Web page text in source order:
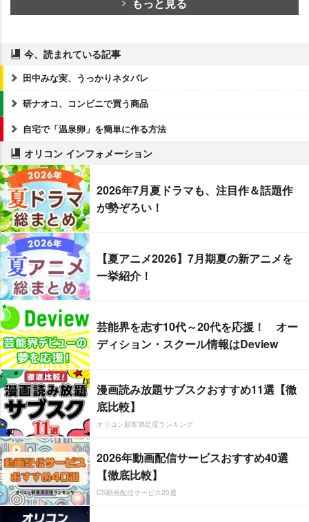
今、読まれている記事
田中みな実、うっかりネタバレ
研ナオコ、コンビニで買う商品
自宅で「温泉卵」を簡単に作る方法
オリコン インフォメーション
2026年7月夏ドラマも、注目作＆話題作
が勢ぞろい！
【夏アニメ2026】7月期夏の新アニメを
一挙紹介！
芸能界を志す10代～20代を応援！ オー
ディション・スクール情報はDeview
漫画読み放題サブスクおすすめ11選【徹
底比較】
オリコン顧客満足度ランキング
2026年動画配信サービスおすすめ40選
【徹底比較】
CS動画配信サービス20選